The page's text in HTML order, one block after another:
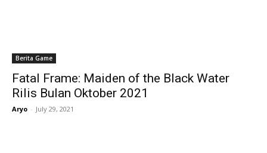
Berita Game
Fatal Frame: Maiden of the Black Water
Rilis Bulan Oktober 2021
Aryo - July 29, 2021